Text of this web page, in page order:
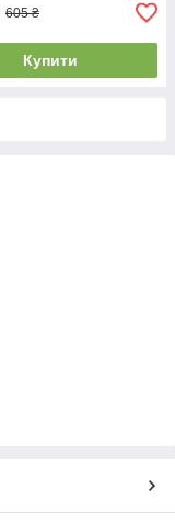
605 ₴
Купити